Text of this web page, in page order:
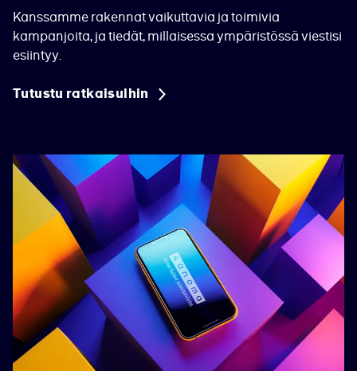
Kanssamme rakennat vaikuttavia ja toimivia
kampanjoita, ja tiedät, millaisessa ympäristössä viestisi
esiintyy.
Tutustu ratkaisuihin